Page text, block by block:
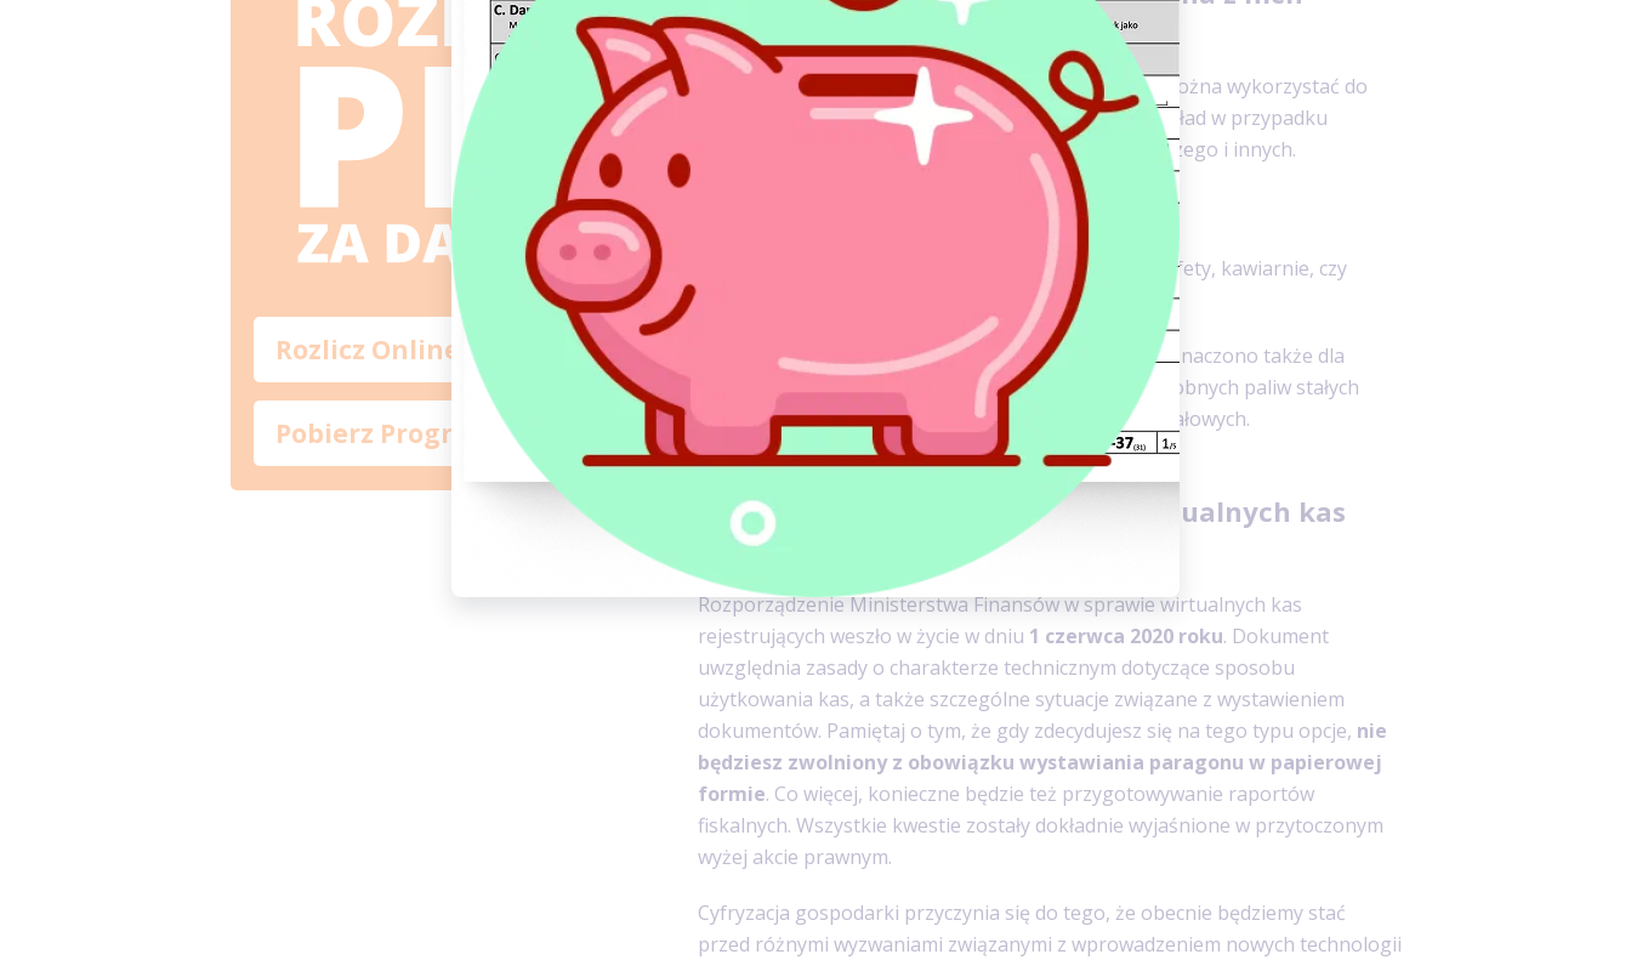
korzystać?
Zgodnie z przepisami kasy fiskalne w smartfonach można wykorzystać do
rejestracji sprzedaży usług transportowych, na przykład w przypadku
taksówek, transportu kolejowego, morskiego, lotniczego i innych.
Z powodzeniem może z tej alternatywy skorzystać:
gastronomiczna, a w szczególności restauracje, bufety, kawiarnie, czy
To zaawansowane rozwiązanie technologiczne przeznaczono także dla
branży związanej ze sprzedażą węgla, brykietu i podobnych paliw stałych
wytwarzanych z węgla i przeznaczonych do celów opałowych.
Wejście przepisów dotyczących wirtualnych kas
fiskalnych w życie
Rozporządzenie Ministerstwa Finansów w sprawie wirtualnych kas
rejestrujących weszło w życie w dniu 1 czerwca 2020 roku. Dokument
uwzględnia zasady o charakterze technicznym dotyczące sposobu
użytkowania kas, a także szczególne sytuacje związane z wystawieniem
dokumentów. Pamiętaj o tym, że gdy zdecydujesz się na tego typu opcje, nie
będziesz zwolniony z obowiązku wystawiania paragonu w papierowej
formie. Co więcej, konieczne będzie też przygotowywanie raportów
fiskalnych. Wszystkie kwestie zostały dokładnie wyjaśnione w przytoczonym
wyżej akcie prawnym.
Cyfryzacja gospodarki przyczynia się do tego, że obecnie będziemy stać
przed różnymi wyzwaniami związanymi z wprowadzeniem nowych technologii
Rozlicz Online
Pobierz Program